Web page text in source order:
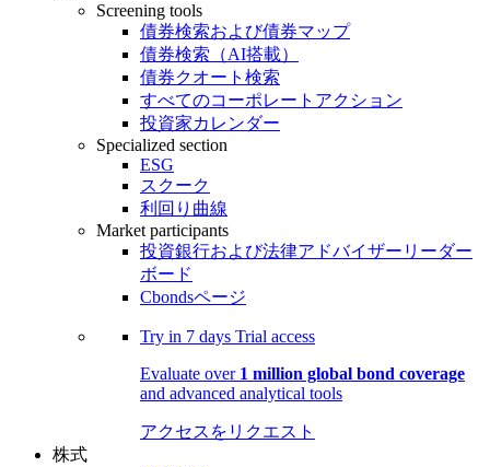
Screening tools
債券検索および債券マップ
債券検索（AI搭載）
債券クオート検索
すべてのコーポレートアクション
投資家カレンダー
Specialized section
ESG
スクーク
利回り曲線
Market participants
投資銀行および法律アドバイザーリーダー
ボード
Cbondsページ
Try in 7 days Trial access
Evaluate over 1 million global bond coverage
and advanced analytical tools
アクセスをリクエスト
株式